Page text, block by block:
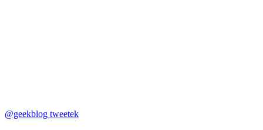
@geekblog tweetek